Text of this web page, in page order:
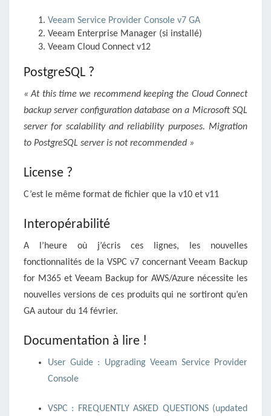
Veeam Service Provider Console v7 GA
Veeam Enterprise Manager (si installé)
Veeam Cloud Connect v12
PostgreSQL ?
« At this time we recommend keeping the Cloud Connect
backup server configuration database on a Microsoft SQL
server for scalability and reliability purposes. Migration
to PostgreSQL server is not recommended »
License ?
C’est le même format de fichier que la v10 et v11
Interopérabilité
A l’heure où j’écris ces lignes, les nouvelles
fonctionnalités de la VSPC v7 concernant Veeam Backup
for M365 et Veeam Backup for AWS/Azure nécessite les
nouvelles versions de ces produits qui ne sortiront qu’en
GA autour du 14 février.
Documentation à lire !
User Guide : Upgrading Veeam Service Provider
Console
VSPC : FREQUENTLY ASKED QUESTIONS (updated